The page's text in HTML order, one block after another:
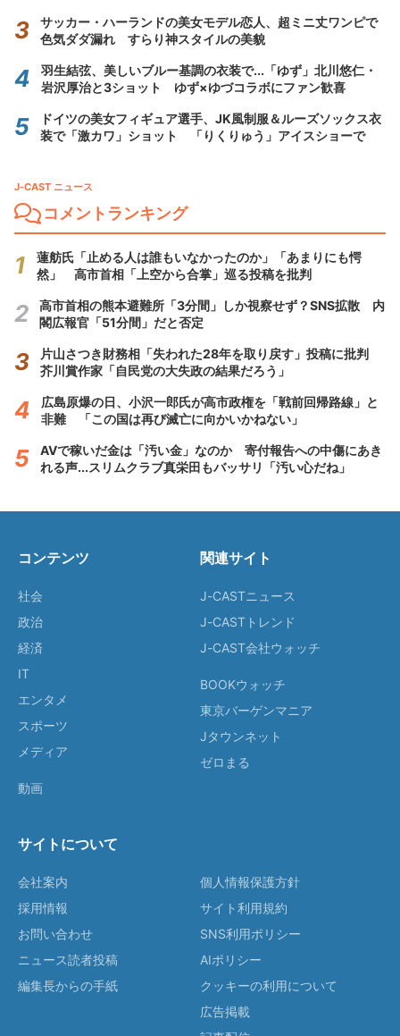
サッカー・ハーランドの美女モデル恋人、超ミニ丈ワンピで
色気ダダ漏れ すらり神スタイルの美貌
羽生結弦、美しいブルー基調の衣装で...「ゆず」北川悠仁・
岩沢厚治と3ショット ゆず×ゆづコラボにファン歓喜
ドイツの美女フィギュア選手、JK風制服＆ルーズソックス衣
装で「激カワ」ショット 「りくりゅう」アイスショーで
J-CAST ニュース
コメントランキング
蓮舫氏「止める人は誰もいなかったのか」「あまりにも愕
然」 高市首相「上空から合掌」巡る投稿を批判
高市首相の熊本避難所「3分間」しか視察せず？SNS拡散 内
閣広報官「51分間」だと否定
片山さつき財務相「失われた28年を取り戻す」投稿に批判
芥川賞作家「自民党の大失政の結果だろう」
広島原爆の日、小沢一郎氏が高市政権を「戦前回帰路線」と
非難 「この国は再び滅亡に向かいかねない」
AVで稼いだ金は「汚い金」なのか 寄付報告への中傷にあき
れる声...スリムクラブ真栄田もバッサリ「汚い心だね」
コンテンツ
社会
政治
経済
IT
エンタメ
スポーツ
メディア
動画
関連サイト
J-CASTニュース
J-CASTトレンド
J-CAST会社ウォッチ
BOOKウォッチ
東京バーゲンマニア
Jタウンネット
ゼロまる
サイトについて
会社案内
採用情報
お問い合わせ
ニュース読者投稿
編集長からの手紙
個人情報保護方針
サイト利用規約
SNS利用ポリシー
AIポリシー
クッキーの利用について
広告掲載